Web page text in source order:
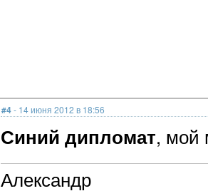
#4- 14 июня 2012 в 18:56
Синий дипломат, мой
Александр